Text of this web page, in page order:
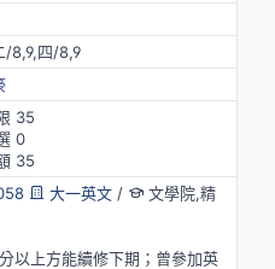
/8,9,四/8,9
35
0
35
大一英文/
文學院,精
以上方能續修下期；曾參加英